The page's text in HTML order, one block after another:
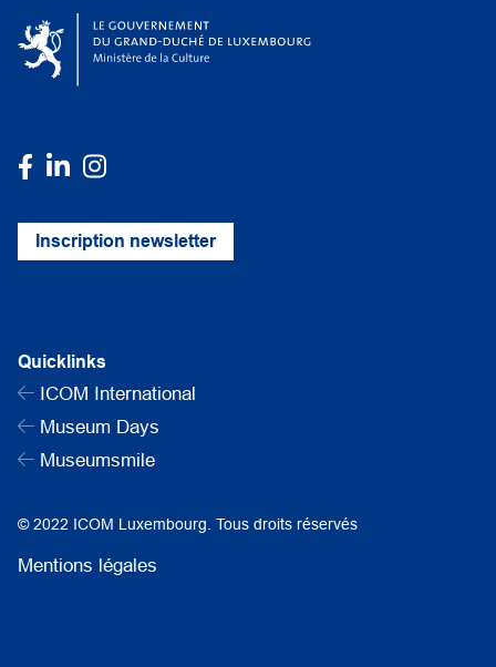
Inscription newsletter
Quicklinks
ICOM International
Museum Days
Museumsmile
© 2022 ICOM Luxembourg. Tous droits réservés
Mentions légales